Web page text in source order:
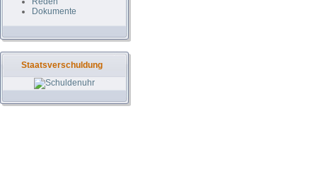
Dokumente
Staatsverschuldung